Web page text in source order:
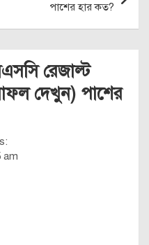
পাশের হার কত?
রেজাল্ট
দেখুন) পাশের
am